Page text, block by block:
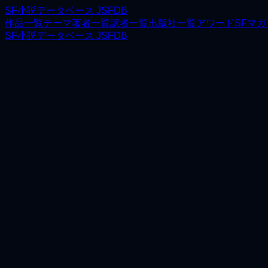
SF小説データベース JSFDB
作品一覧テーマ著者一覧訳者一覧出版社一覧アワードSFマガ
SF小説データベース JSFDB